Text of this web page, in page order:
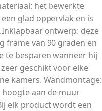
het bewerkte
glad oppervlak en is
ontwerp: deze
frame van 90 graden en
te besparen wanneer hij
geschikt voor elke
kamers. Wandmontage:
hoogte aan de muur
elk product wordt een